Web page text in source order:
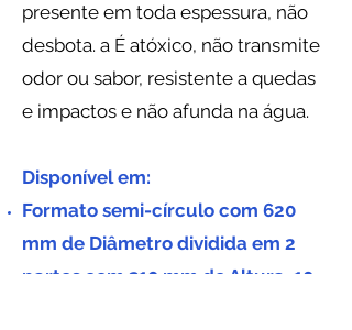
presente em toda espessura, não
desbota. a É atóxico, não transmite
odor ou sabor, resistente a quedas
e impactos e não afunda na água.
Disponível em:
Formato semi-círculo com 620
mm de Diâmetro dividida em 2
partes com 310 mm de Altura, 10